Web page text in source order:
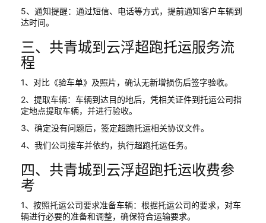
5、通知提醒：通过短信、电话等方式，提前通知客户车辆到
达时间。
三、共青城到云浮超跑托运服务流
程
1、对比《验车单》及照片，确认无新增损伤后签字验收。
2、提取车辆：车辆到达目的地后，凭相关证件到托运公司指
定地点提取车辆，并进行验收。
3、确定没有问题后，签定超跑托运相关协议文件。
4、我们公司接车并依约，执行超跑托运任务。
四、共青城到云浮超跑托运收费参
考
1、按照托运公司要求准备车辆：根据托运公司的要求，对车
辆进行必要的准备和调整，确保符合运输要求。